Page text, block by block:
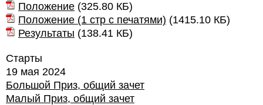
Положение (325.80 КБ)
Положение (1 стр с печатями) (1415.10 КБ)
Результаты (138.41 КБ)
Старты
19 мая 2024
Большой Приз, общий зачет
Малый Приз, общий зачет